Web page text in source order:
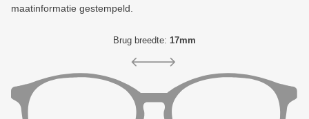
maatinformatie gestempeld.
Brug breedte: 17mm